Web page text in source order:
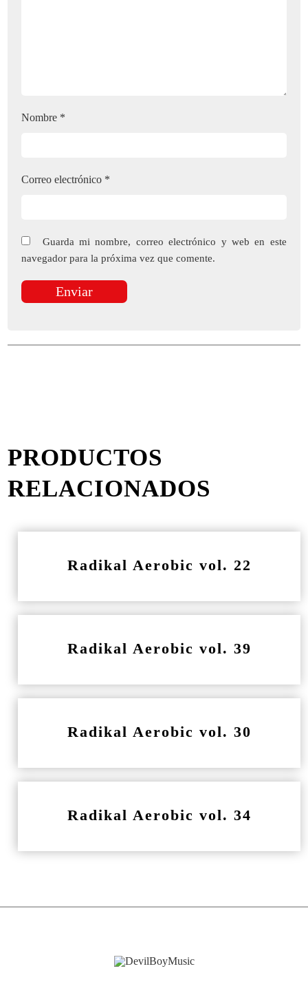
Nombre *
Correo electrónico *
Guarda mi nombre, correo electrónico y web en este
navegador para la próxima vez que comente.
PRODUCTOS
RELACIONADOS
Radikal Aerobic vol. 22
Radikal Aerobic vol. 39
Radikal Aerobic vol. 30
Radikal Aerobic vol. 34